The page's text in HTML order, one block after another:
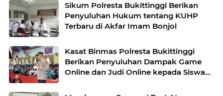
Sikum Polresta Bukittinggi Berikan
Penyuluhan Hukum tentang KUHP
Terbaru di Akfar Imam Bonjol
Kasat Binmas Polresta Bukittinggi
Berikan Penyuluhan Dampak Game
Online dan Judi Online kepada Siswa